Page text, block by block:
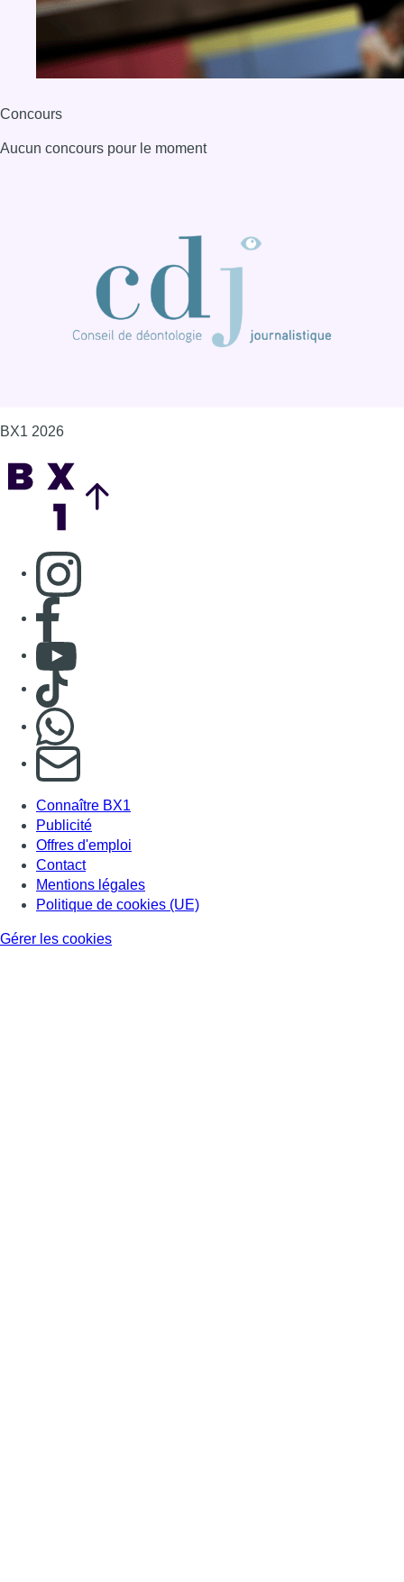
Concours
Aucun concours pour le moment
BX1 2026
Consulter page Instagram
Consulter page Facebook
Consulter Youtube
Consulter TikTok
S'abonner à notre newsletter
Connaître BX1
Publicité
Offres d'emploi
Contact
Mentions légales
Politique de cookies (UE)
Gérer les cookies